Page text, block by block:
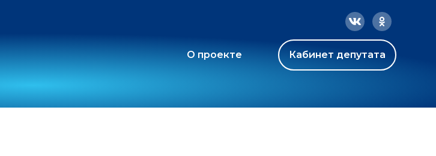
О проекте Кабинет депутата